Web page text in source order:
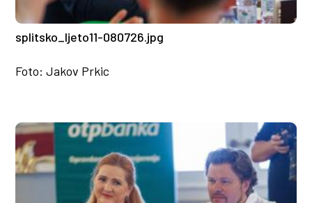
splitsko_ljeto11-080726.jpg
Foto: Jakov Prkic